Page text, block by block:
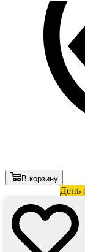
В корзину
День